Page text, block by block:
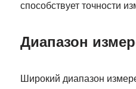
способствует точности
Диапазон
Широкий диапазон